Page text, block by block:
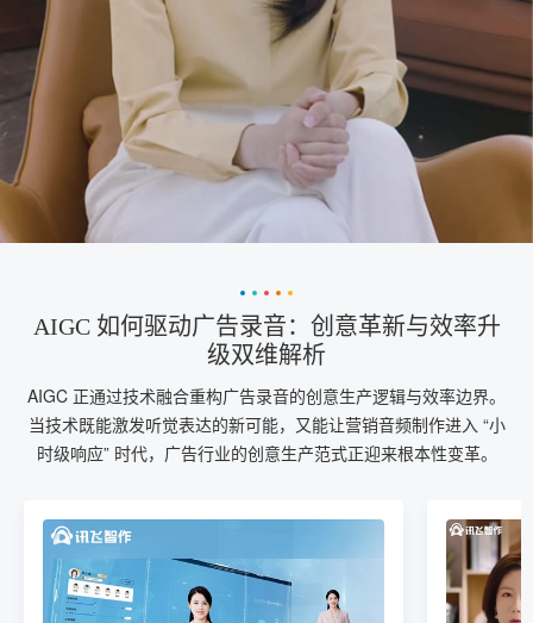
AIGC 如何驱动广告录音：创意革新与效率升
级双维解析
AIGC 正通过技术融合重构广告录音的创意生产逻辑与效率边界。
当技术既能激发听觉表达的新可能，又能让营销音频制作进入 “小
时级响应” 时代，广告行业的创意生产范式正迎来根本性变革。